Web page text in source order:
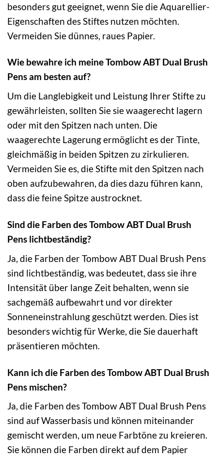
besonders gut geeignet, wenn Sie die Aquarellier-
Eigenschaften des Stiftes nutzen möchten.
Vermeiden Sie dünnes, raues Papier.
Wie bewahre ich meine Tombow ABT Dual Brush
Pens am besten auf?
Um die Langlebigkeit und Leistung Ihrer Stifte zu
gewährleisten, sollten Sie sie waagerecht lagern
oder mit den Spitzen nach unten. Die
waagerechte Lagerung ermöglicht es der Tinte,
gleichmäßig in beiden Spitzen zu zirkulieren.
Vermeiden Sie es, die Stifte mit den Spitzen nach
oben aufzubewahren, da dies dazu führen kann,
dass die feine Spitze austrocknet.
Sind die Farben des Tombow ABT Dual Brush
Pens lichtbeständig?
Ja, die Farben der Tombow ABT Dual Brush Pens
sind lichtbeständig, was bedeutet, dass sie ihre
Intensität über lange Zeit behalten, wenn sie
sachgemäß aufbewahrt und vor direkter
Sonneneinstrahlung geschützt werden. Dies ist
besonders wichtig für Werke, die Sie dauerhaft
präsentieren möchten.
Kann ich die Farben des Tombow ABT Dual Brush
Pens mischen?
Ja, die Farben des Tombow ABT Dual Brush Pens
sind auf Wasserbasis und können miteinander
gemischt werden, um neue Farbtöne zu kreieren.
Sie können die Farben direkt auf dem Papier